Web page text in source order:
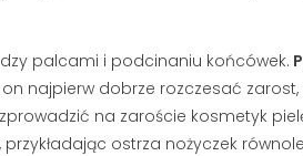
palcami i podcinaniu końcówek.
on najpierw dobrze rozczesać
na zaroście kosmetyk
ostrza nożyczek